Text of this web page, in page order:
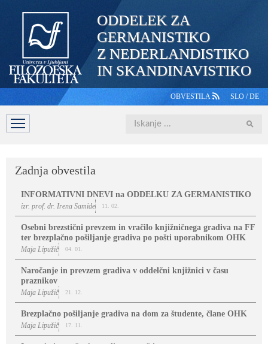
ODDELEK ZA
GERMANISTIKO
Z NEDERLANDISTIKO
IN SKANDINAVISTIKO
OBVESTILA SLO /DE
DOMOV ŠTUDIJ
Iskanje
Zadnja obvestila
INFORMATIVNI DNEVI na ODDELKU ZA GERMANISTIKO
izr. prof. dr. Irena Samide 11. 02.
Osebni brezstični prevzem in vračilo knjižničnega gradiva na FF
ter brezplačno pošiljanje gradiva po pošti uporabnikom OHK
Maja Lipužič 04. 01.
Naročanje in prevzem gradiva v oddelčni knjižnici v času
praznikov
Maja Lipužič 21. 12.
Brezplačno pošiljanje gradiva na dom za študente, člane OHK
Maja Lipužič 17. 11.